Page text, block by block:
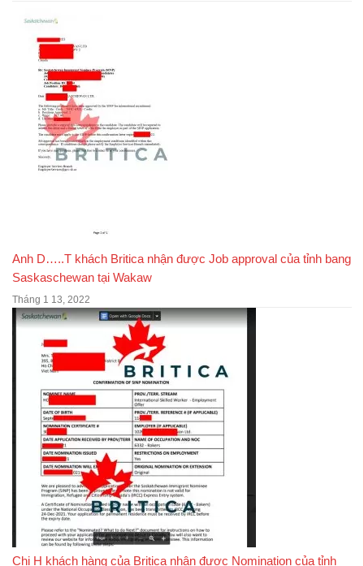
Anh D…..T khách Britica nhận được Job approval của tỉnh bang
Saskaschewan tại Wakaw
Tháng 1 13, 2022
Chị H khách hàng của Britica nhận được Nomination của tỉnh